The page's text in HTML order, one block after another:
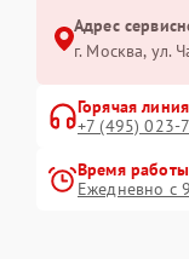
Адрес
г. Москва, ул.
Горячая линия
+7 (495) 023-
Время работы
Ежедневно с